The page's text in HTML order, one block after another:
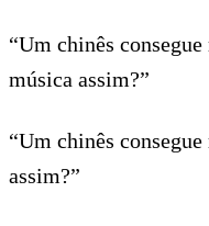
“Um chinês
música assim?”
“Um chinês
assim?”